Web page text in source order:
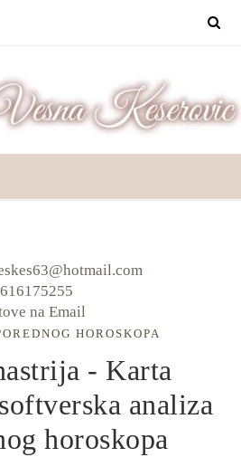
na Email
HOROSKOPA
- Karta
analiza
horoskopa